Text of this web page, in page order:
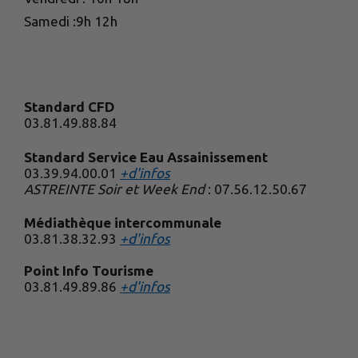
Samedi :9h 12h
Standard CFD
03.81.49.88.84
Standard Service Eau Assainissement
03.39.94.00.01 +d'infos
ASTREINTE Soir et Week End: 07.56.12.50.67
Médiathèque intercommunale
03.81.38.32.93 +d'infos
Point Info Tourisme
03.81.49.89.86 +d'infos